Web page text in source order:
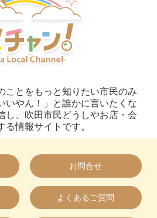
ことをもっと知りたい市民のみ
いやん！」と誰かに言いたくな
し、吹田市民どうしやお店・会
情報サイトです。
お問合せ
よくあるご質問